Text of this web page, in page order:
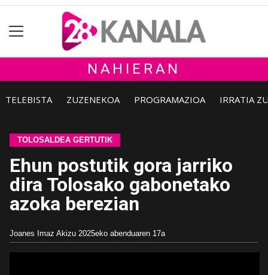
NAHIERAN
TELEBISTA ZUZENEKOA PROGRAMAZIOA IRRATIA
TOLOSALDEA GERTUTIK
Ehun postutik gora jarriko
dira Tolosako gabonetako
azoka berezian
Joanes Imaz Akizu 2025eko abenduaren 17a